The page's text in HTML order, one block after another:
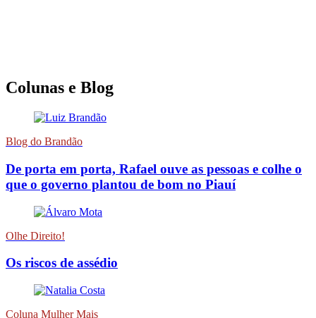
Colunas e Blog
Blog do Brandão
De porta em porta, Rafael ouve as pessoas e colhe o
que o governo plantou de bom no Piauí
Olhe Direito!
Os riscos de assédio
Coluna Mulher Mais